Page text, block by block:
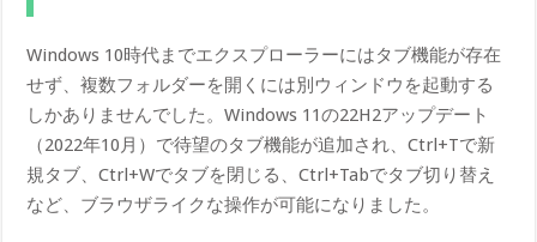
Windows 10時代までエクスプローラーにはタブ機能が存在
せず、複数フォルダーを開くには別ウィンドウを起動する
しかありませんでした。Windows 11の22H2アップデート
（2022年10月）で待望のタブ機能が追加され、Ctrl+Tで新
規タブ、Ctrl+Wでタブを閉じる、Ctrl+Tabでタブ切り替え
など、ブラウザライクな操作が可能になりました。